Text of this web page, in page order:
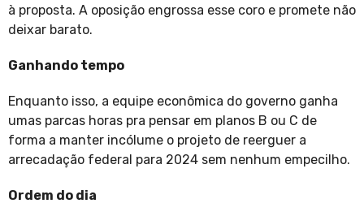
à proposta. A oposição engrossa esse coro e promete não
deixar barato.
Ganhando tempo
Enquanto isso, a equipe econômica do governo ganha
umas parcas horas pra pensar em planos B ou C de
forma a manter incólume o projeto de reerguer a
arrecadação federal para 2024 sem nenhum empecilho.
Ordem do dia